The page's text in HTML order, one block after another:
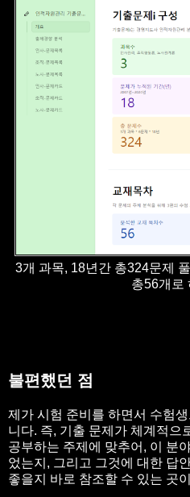
3개 과목, 18년간 총324문제
총56개로
불편했던 점
제가 시험 준비를 하면서 수험
니다. 즉, 기출 문제가 체계적으
공부하는 주제에 맞추어, 이 분
었는지, 그리고 그것에 대한 답
좋을지 바로 참조할 수 있는 곳